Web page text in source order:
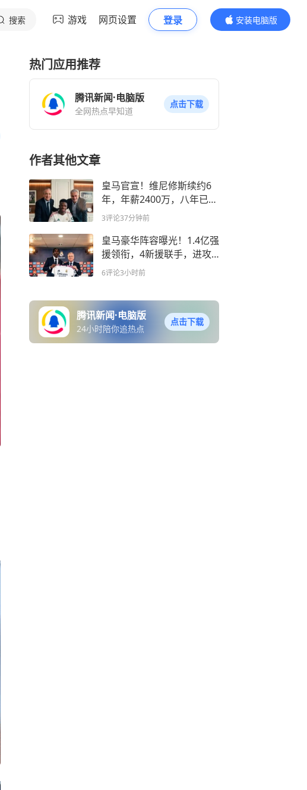
搜索 游戏 网页设置 登录
安装电脑版
内容更精彩
热门应用推荐
腾讯新闻·电脑版
全网热点早知道
点击下载
作者其他文章
皇马官宣！维尼修斯续约6
年，年薪2400万，八年已获
14冠
3评论37分钟前
皇马豪华阵容曝光！1.4亿强
援领衔，4新援联手，进攻
四人5.6亿
6评论3小时前
腾讯新闻·电脑版
24小时陪你追热点
点击下载